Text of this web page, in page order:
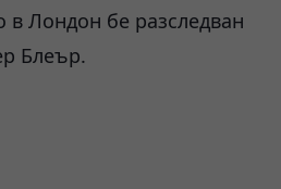
в Лондон бе разследван
Блеър.